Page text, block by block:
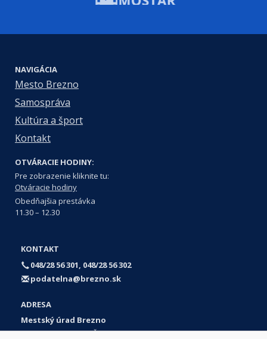
NAVIGÁCIA
Mesto Brezno
Samospráva
Kultúra a šport
Kontakt
OTVÁRACIE HODINY:
Pre zobrazenie kliknite tu:
Otváracie hodiny
Obedňajšia prestávka
11.30 – 12.30
KONTAKT
048/28 56 301, 048/28 56 302
podatelna@brezno.sk
ADRESA
Mestský úrad Brezno
Námestie gen. M. R. Štefánika 1